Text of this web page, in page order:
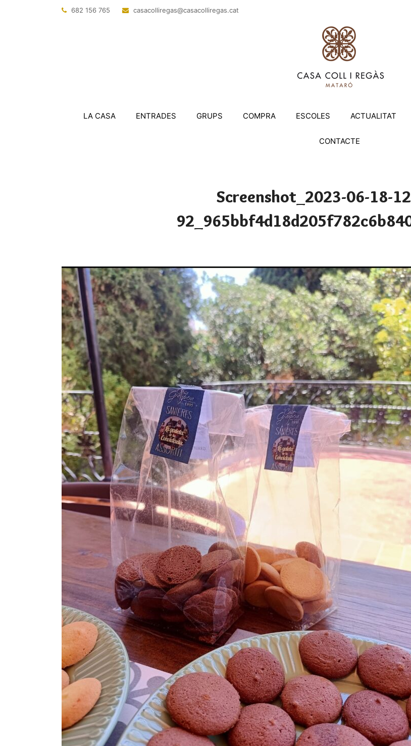
682 156 765 tac.sagerillocasac
@sagerillocasac
LA CASA ENTRADES GRUPS COMPRA ESCOLES ACTUALITAT
CONTACTE
Screenshot_2023-06-18-